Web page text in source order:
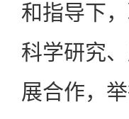
和指导下
科学研究
展合作，